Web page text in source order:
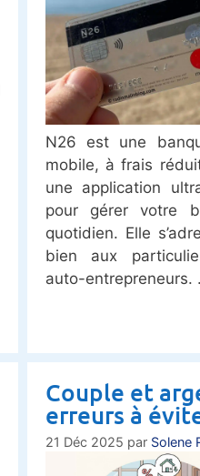
N26 est une
mobile, à frais
une application
pour gérer votre
quotidien. Elle
bien aux
auto-entrepreneurs.
Couple et
erreurs à
21 Déc 2025 par Solene